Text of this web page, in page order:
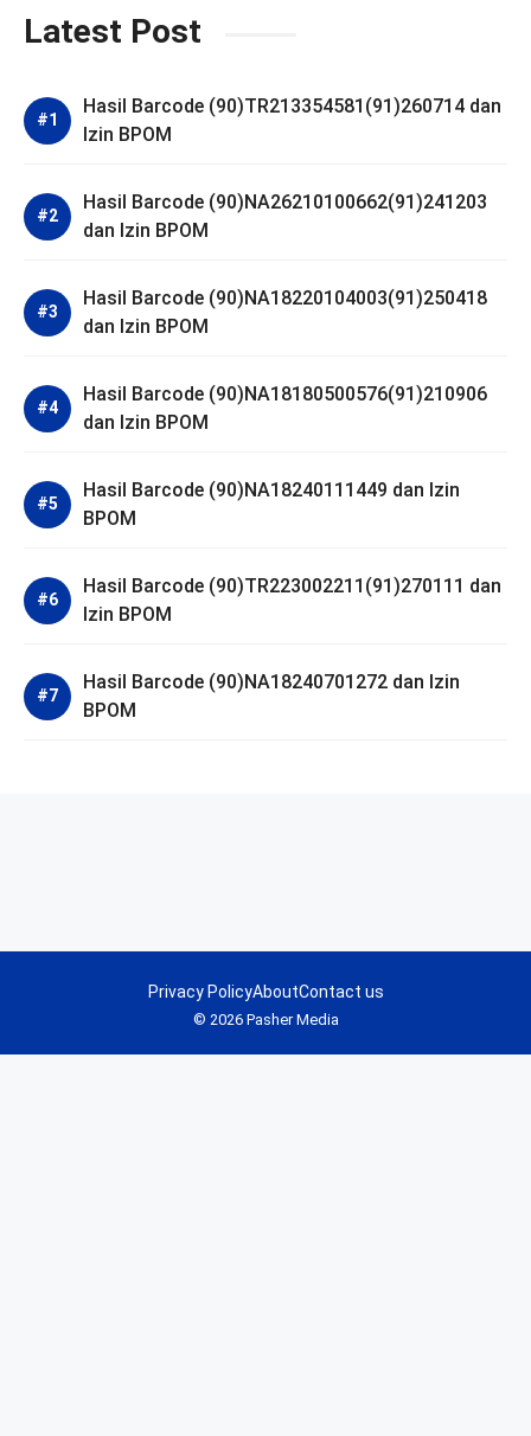
Latest Post
Hasil Barcode (90)TR213354581(91)260714 dan
Izin BPOM
Hasil Barcode (90)NA26210100662(91)241203
dan Izin BPOM
Hasil Barcode (90)NA18220104003(91)250418
dan Izin BPOM
Hasil Barcode (90)NA18180500576(91)210906
dan Izin BPOM
Hasil Barcode (90)NA18240111449 dan Izin
BPOM
Hasil Barcode (90)TR223002211(91)270111 dan
Izin BPOM
Hasil Barcode (90)NA18240701272 dan Izin
BPOM
© 2026 Pasher Media
Privacy PolicyAboutContact us